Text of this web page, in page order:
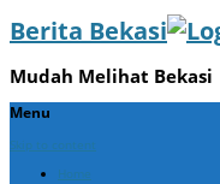
Berita Bekasi
Mudah Melihat Bekasi
Menu
Skip to content
Home